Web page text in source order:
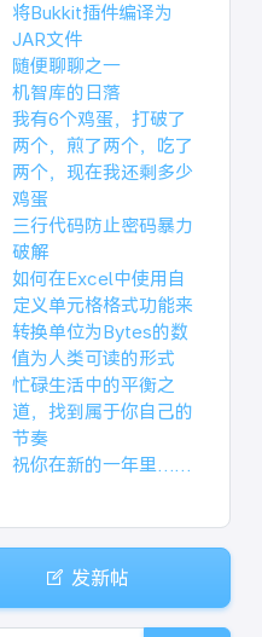
将Bukkit插件编译为
JAR文件
随便聊聊之一
机智库的日落
我有6个鸡蛋，打破了
两个，煎了两个，吃了
两个，现在我还剩多少
鸡蛋
三行代码防止密码暴力
破解
如何在Excel中使用自
定义单元格格式功能来
转换单位为Bytes的数
值为人类可读的形式
忙碌生活中的平衡之
道，找到属于你自己的
节奏
祝你在新的一年里……
发新帖